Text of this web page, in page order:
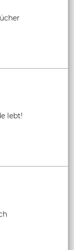
lebt!